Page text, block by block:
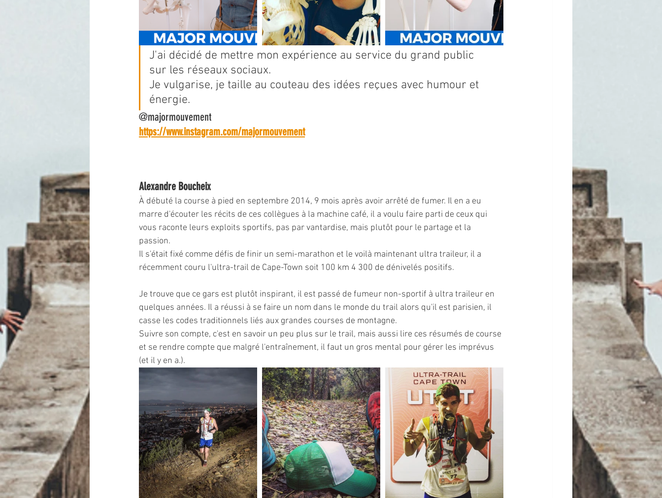
J'ai décidé de mettre mon expérience au service du grand public
sur les réseaux sociaux.
Je vulgarise, je taille au couteau des idées reçues avec humour et
énergie.
@majormouvement
https://www.instagram.com/majormouvement
Alexandre Boucheix
À débuté la course à pied en septembre 2014, 9 mois après avoir arrêté de fumer. Il en a eu
marre d'écouter les récits de ces collègues à la machine café, il a voulu faire parti de ceux qui
vous raconte leurs exploits sportifs, pas par vantardise, mais plutôt pour le partage et la
passion.
Il s'était fixé comme défis de finir un semi-marathon et le voilà maintenant ultra traileur, il a
récemment couru l'ultra-trail de Cape-Town soit 100 km 4 300 de dénivelés positifs.
Je trouve que ce gars est plutôt inspirant, il est passé de fumeur non-sportif à ultra traileur en
quelques années. Il a réussi à se faire un nom dans le monde du trail alors qu'il est parisien, il
casse les codes traditionnels liés aux grandes courses de montagne.
Suivre son compte, c'est en savoir un peu plus sur le trail, mais aussi lire ces résumés de course
et se rendre compte que malgré l'entraînement, il faut un gros mental pour gérer les imprévus
(et il y en a.).